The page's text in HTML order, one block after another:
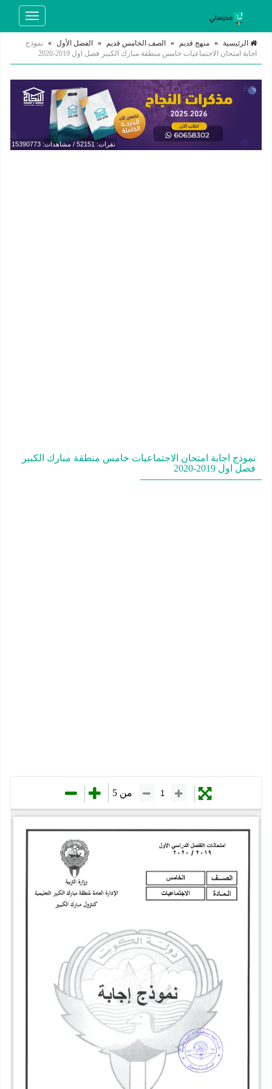
Toggle
الرئيسية » منهج قديم » الصف الخامس قديم » الفصل الأول » نموذج
اجابة امتحان الاجتماعيات خامس منطقة مبارك الكبير فصل اول 2019-2020
نقرات: 52151 / مشاهدات: 15390773
نموذج اجابة امتحان الاجتماعيات خامس منطقة مبارك الكبير
فصل اول 2019-2020